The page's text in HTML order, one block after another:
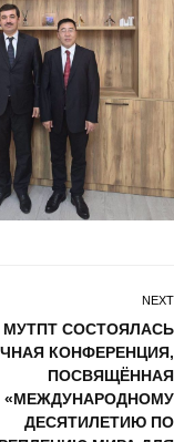
NEXT
МУТПТ СОСТОЯЛАСЬ
КОНФЕРЕНЦИЯ,
ПОСВЯЩЁННАЯ
«МЕЖДУНАРОДНОМУ
ДЕСЯТИЛЕТИЮ ПО